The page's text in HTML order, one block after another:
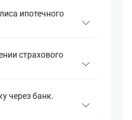
ипотечного
страхового
через банк.